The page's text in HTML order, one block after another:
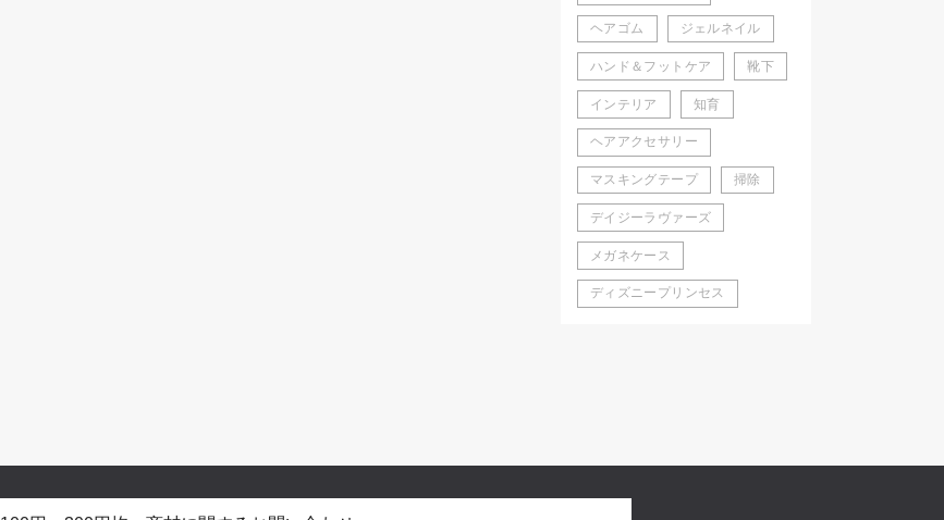
ヘアゴム ジェルネイル
ハンド＆フットケア 靴下
インテリア 知育
ヘアアクセサリー
マスキングテープ 掃除
デイジーラヴァーズ
メガネケース
ディズニープリンセス